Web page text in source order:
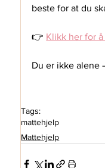
beste for at du
👉 Klikk her for
Du er ikke alene
Tags:
mattehjelp
Mattehjelp